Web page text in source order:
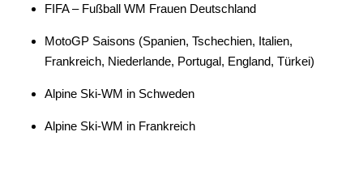
FIFA – Fußball WM Frauen Deutschland
MotoGP Saisons (Spanien, Tschechien, Italien,
Frankreich, Niederlande, Portugal, England, Türkei)
Alpine Ski-WM in Schweden
Alpine Ski-WM in Frankreich